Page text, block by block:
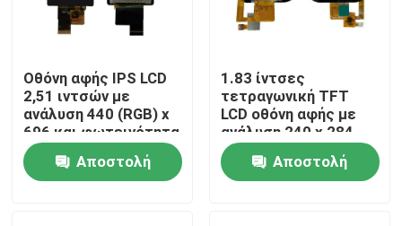
Οθόνη αφής IPS LCD
2,51 ιντσών με
ανάλυση 440 (RGB) x
696 και φωτεινότητα
850 cd/m2, διεπαφή
MIPI
Αποστολή
1.83 ίντσες
τετραγωνική TFT
LCD οθόνη αφής με
ανάλυση 240 x 284
και διεπαφή SPI
Αποστολή